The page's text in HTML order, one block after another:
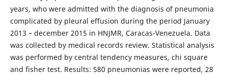
years, who were admitted with the diagnosis of pneumonia
complicated by pleural effusion during the period January
2013 – december 2015 in HNJMR, Caracas-Venezuela. Data
was collected by medical records review. Statistical analysis
was performed by central tendency measures, chi square
and fisher test. Results: 580 pneumonias were reported, 28